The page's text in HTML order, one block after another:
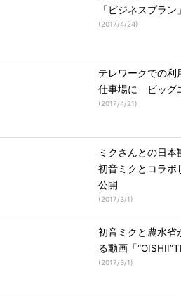
「ビジネスプラン
(2017/4/24)
テレワークでの利
仕事場に ビッグ
(2017/4/21)
ミクさんとの日
初音ミクとコラボ
公開
(2017/3/1)
初音ミクと農水
る動画「
(2017/3/1)